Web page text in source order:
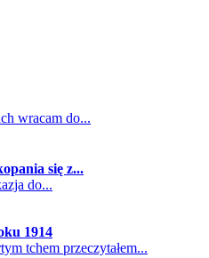
wracam do...
się z...
do...
1914
tchem przeczytałem...